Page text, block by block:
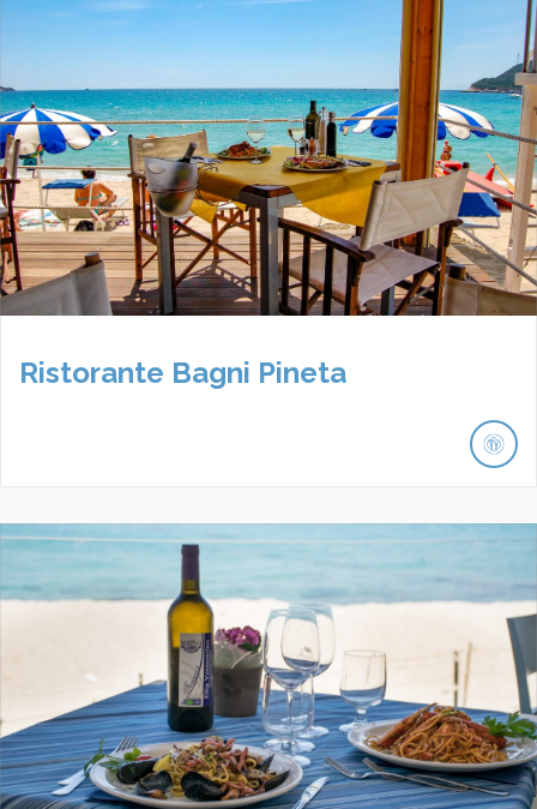
Ristorante Bagni Pineta